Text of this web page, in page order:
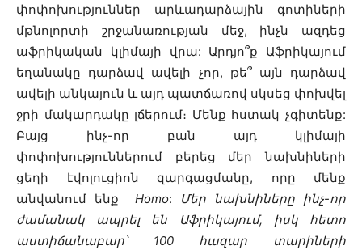
փոփոխություններ արևադարձային գոտիների
մթնոլորտի շրջանառության մեջ, ինչն ազդեց
աֆրիկական կլիմայի վրա: Արդյո՞ք Աֆրիկայում
եղանակը դարձավ ավելի չոր, թե՞ այն դարձավ
ավելի անկայուն և այդ պատճառով սկսեց փոխվել
ջրի մակարդակը լճերում։ Մենք հստակ չգիտենք:
Բայց ինչ-որ բան այդ կլիմայի
փոփոխություններում բերեց մեր նախնիների
ցեղի էվոլուցիոն զարգացմանը, որը մենք
անվանում ենք Homo:
Մեր նախնիները ինչ-որ
ժամանակ ապրել են Աֆրիկայում, իսկ հետո
աստիճանաբար՝ 100 հազար տարիների